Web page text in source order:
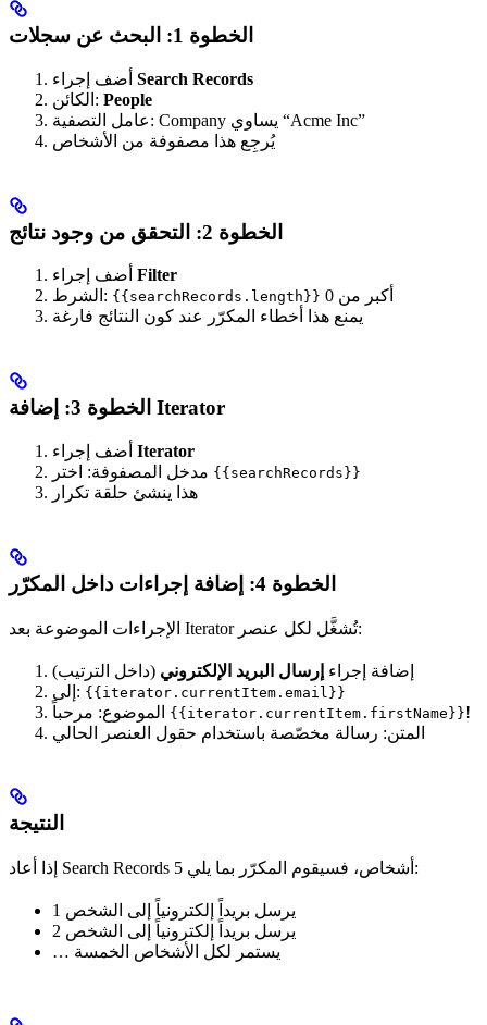
الخطوة 1: البحث عن سجلات
Search Records
الكائن: People
عامل التصفية: Company يساوي “Acme Inc”
يُرجِع هذا مصفوفة من الأشخاص
الخطوة 2: التحقق من وجود نتائج
Filter
الشرط: {{searchRecords.length}}
أكبر من 0
يمنع هذا أخطاء المكرّر عند كون النتائج فارغة
الخطوة 3: إضافة Iterator
Iterator
{{searchRecords}}
هذا ينشئ حلقة تكرار
الخطوة 4: إضافة إجراءات داخل المكرّر
الإجراءات الموضوعة بعد Iterator تُشغَّل لكل عنصر:
إضافة إجراء إرسال البريد الإلكتروني (داخل الترتيب)
إلى: {{iterator.currentItem.email}}
{{iterator.currentItem.firstName}}!
المتن: رسالة مخصّصة باستخدام حقول العنصر الحالي
النتيجة
إذا أعاد Search Records 5 أشخاص، فسيقوم المكرّر بما يلي:
يرسل بريداً إلكترونياً إلى الشخص 1
يرسل بريداً إلكترونياً إلى الشخص 2
… يستمر لكل الأشخاص الخمسة